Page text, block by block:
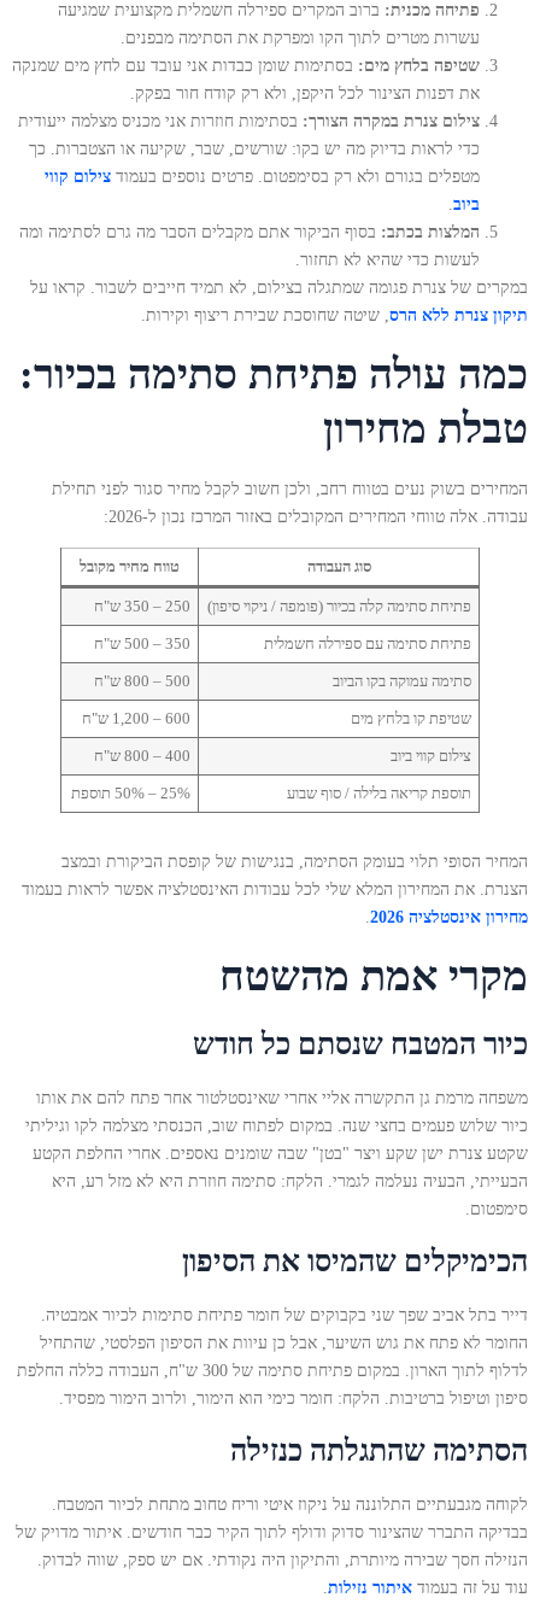
פתיחה מכנית: ברוב המקרים ספירלה חשמלית מקצועית שמגיעה
עשרות מטרים לתוך הקו ומפרקת את הסתימה מבפנים.
שטיפה בלחץ מים: בסתימות שומן כבדות אני עובד עם לחץ מים שמנקה
את דפנות הצינור לכל היקפן, ולא רק קודח חור בפקק.
צילום צנרת במקרה הצורך: בסתימות חוזרות אני מכניס מצלמה ייעודית
כדי לראות בדיוק מה יש בקו: שורשים, שבר, שקיעה או הצטברות. כך
מטפלים בגורם ולא רק בסימפטום. פרטים נוספים בעמוד צילום קווי
ביוב.
המלצות בכתב: בסוף הביקור אתם מקבלים הסבר מה גרם לסתימה ומה
לעשות כדי שהיא לא תחזור.
במקרים של צנרת פגומה שמתגלה בצילום, לא תמיד חייבים לשבור. קראו על
תיקון צנרת ללא הרס, שיטה שחוסכת שבירת ריצוף וקירות.
כמה עולה פתיחת סתימה בכיור:
טבלת מחירון
המחירים בשוק נעים בטווח רחב, ולכן חשוב לקבל מחיר סגור לפני תחילת
עבודה. אלה טווחי המחירים המקובלים באזור המרכז נכון ל-2026:
סוג העבודה טווח מחיר מקובל
פתיחת סתימה קלה בכיור (פומפה / ניקוי סיפון) 250 – 350 ש"ח
פתיחת סתימה עם ספירלה חשמלית 350 – 500 ש"ח
סתימה עמוקה בקו הביוב 500 – 800 ש"ח
שטיפת קו בלחץ מים 600 – 1,200 ש"ח
צילום קווי ביוב 400 – 800 ש"ח
תוספת קריאה בלילה / סוף שבוע 25% – 50% תוספת
המחיר הסופי תלוי בעומק הסתימה, בנגישות של קופסת הביקורת ובמצב
הצנרת. את המחירון המלא שלי לכל עבודות האינסטלציה אפשר לראות בעמוד
מחירון אינסטלציה 2026
.
מקרי אמת מהשטח
כיור המטבח שנסתם כל חודש
משפחה מרמת גן התקשרה אליי אחרי שאינסטלטור אחר פתח להם את אותו
כיור שלוש פעמים בחצי שנה. במקום לפתוח שוב, הכנסתי מצלמה לקו וגיליתי
שקטע צנרת ישן שקע ויצר "בטן" שבה שומנים נאספים. אחרי החלפת הקטע
הבעייתי, הבעיה נעלמה לגמרי. הלקח: סתימה חוזרת היא לא מזל רע, היא
סימפטום.
הכימיקלים שהמיסו את הסיפון
דייר בתל אביב שפך שני בקבוקים של חומר פתיחת סתימות לכיור אמבטיה.
החומר לא פתח את גוש השיער, אבל כן עיוות את הסיפון הפלסטי, שהתחיל
לדלוף לתוך הארון. במקום פתיחת סתימה של 300 ש"ח, העבודה כללה החלפת
סיפון וטיפול ברטיבות. הלקח: חומר כימי הוא הימור, ולרוב הימור מפסיד.
הסתימה שהתגלתה כנזילה
לקוחה מגבעתיים התלוננה על ניקוז איטי וריח טחוב מתחת לכיור המטבח.
בבדיקה התברר שהצינור סדוק ודולף לתוך הקיר כבר חודשים. איתור מדויק של
הנזילה חסך שבירה מיותרת, והתיקון היה נקודתי. אם יש ספק, שווה לבדוק.
עוד על זה בעמוד איתור נזילות.